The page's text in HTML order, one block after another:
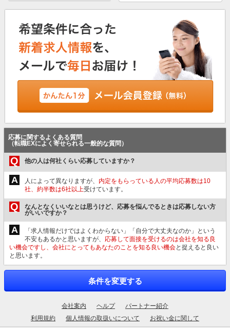
応募に関するよくある質問
（転職EXによく寄せられる一般的な質問）
Q 他の人は何社くらい応募していますか？
A 人によって異なりますが、 内定をもらっている人の平均応募数は10
社、約半数は6社以上受けています。
Q
なんとなくいいなとは思うけど、応募を悩んでるときは応募しない方
がいいですか？
A
「求人情報だけではよくわからない」「自分で大丈夫なのか」という
不安もあるかと思いますが、 応募して面接を受けるのは会社を知る良
い機会ですし、会社にとってもあなたのことを知る良い機会と捉えると良い
と思います。
条件を変更する
会社案内 ヘルプ
パートナー紹介
利用規約
個人情報の取扱いについて お祝い金に関して